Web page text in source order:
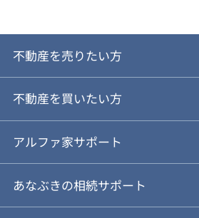
不動産を売りたい方
ご売却ガイド
ご売却の流れ
あなぶきの仲介
不動産を買いたい方
ご購入ガイド
物件を探す
アルファ家サポート
あなぶきの相続サポート